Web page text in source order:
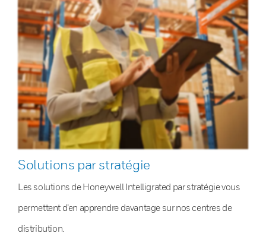
Solutions par stratégie
Les solutions de Honeywell Intelligrated par stratégie vous
permettent d’en apprendre davantage sur nos centres de
distribution.